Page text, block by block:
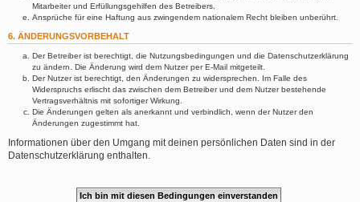
Mitarbeiter und Erfüllungsgehilfen des Betreibers.
Ansprüche für eine Haftung aus zwingendem nationalem Recht bleiben unberührt.
6. ÄNDERUNGSVORBEHALT
Der Betreiber ist berechtigt, die Nutzungsbedingungen und die Datenschutzerklärung
zu ändern. Die Änderung wird dem Nutzer per E-Mail mitgeteilt.
Der Nutzer ist berechtigt, den Änderungen zu widersprechen. Im Falle des
Widerspruchs erlischt das zwischen dem Betreiber und dem Nutzer bestehende
Vertragsverhältnis mit sofortiger Wirkung.
Die Änderungen gelten als anerkannt und verbindlich, wenn der Nutzer den
Änderungen zugestimmt hat.
Informationen über den Umgang mit deinen persönlichen Daten sind in der
Datenschutzerklärung enthalten.